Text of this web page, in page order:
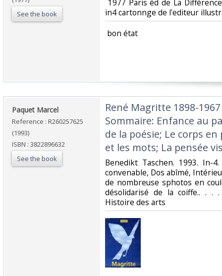
See the book
1977 Paris éd de La
in4 cartonnge de l'editeur
‎ bon état ‎
‎Paquet Marcel‎
Reference : R260257625
(1993)
ISBN : 3822896632
See the book
‎René Magritte 1898-
Sommaire: Enfance au
de la poésie; Le corps
et les mots; La pensée
‎Benedikt Taschen. 1993. In-
convenable, Dos abîmé,
de nombreuse sphotos en
désolidarisé de la coiffe.. . .
Histoire des arts‎